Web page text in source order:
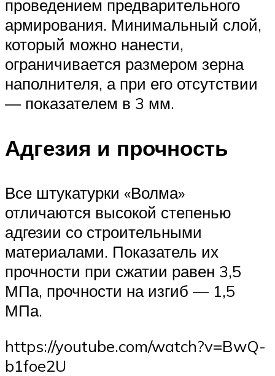
проведением предварительного
армирования. Минимальный слой,
который можно нанести,
ограничивается размером зерна
наполнителя, а при его отсутствии
— показателем в 3 мм.
Адгезия и прочность
Все штукатурки «Волма»
отличаются высокой степенью
адгезии со строительными
материалами. Показатель их
прочности при сжатии равен 3,5
МПа, прочности на изгиб — 1,5
МПа.
https://youtube.com/watch?v=BwQ-
b1foe2U